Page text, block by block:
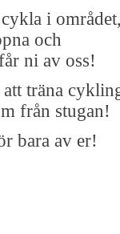
i
och
ni av oss!
träna
från stugan!
bara av er!